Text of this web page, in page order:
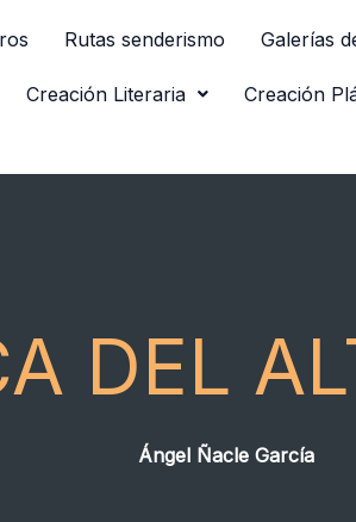
Rutas senderismo Galerías
Creación Literaria Creación
DEL
Ángel Ñacle García